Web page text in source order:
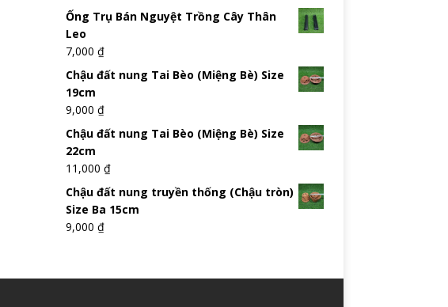
Ống Trụ Bán Nguyệt Trồng Cây Thân
Leo
7,000 ₫
Chậu đất nung Tai Bèo (Miệng Bè) Size
19cm
9,000 ₫
Chậu đất nung Tai Bèo (Miệng Bè) Size
22cm
11,000 ₫
Chậu đất nung truyền thống (Chậu tròn)
Size Ba 15cm
9,000 ₫